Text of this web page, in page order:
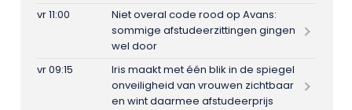
vr 11:00
Niet overal code rood op Avans:
sommige afstudeerzittingen gingen
wel door
vr 09:15
Iris maakt met één blik in de spiegel
onveiligheid van vrouwen zichtbaar
en wint daarmee afstudeerprijs